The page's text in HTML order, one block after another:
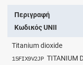
Περιγραφή
Κωδικός UNII
Titanium dioxide
15FIX9V2JP TITANIUM